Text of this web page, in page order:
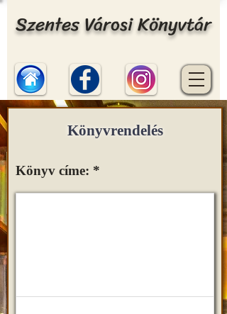
Szentes Városi Könyvtár
Könyvrendelés
Könyv címe: *